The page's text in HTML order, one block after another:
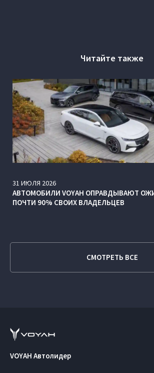
Читайте также
31 ИЮЛЯ 2026
АВТОМОБИЛИ VOYAH ОПРАВДЫВАЮТ
ПОЧТИ 90% СВОИХ ВЛАДЕЛЬЦЕВ
СМОТРЕТЬ ВСЕ
VOYAH Автолидер